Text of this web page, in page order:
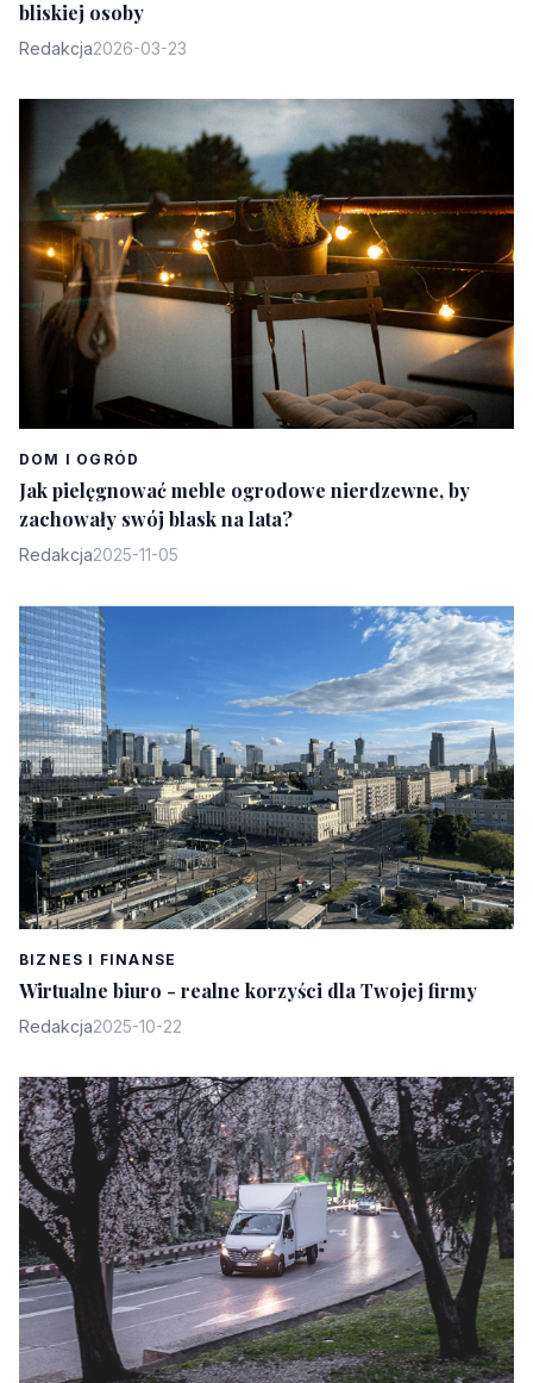
bliskiej osoby
Redakcja2026-03-23
DOM I OGRÓD
Jak pielęgnować meble ogrodowe nierdzewne, by
zachowały swój blask na lata?
Redakcja2025-11-05
BIZNES I FINANSE
Wirtualne biuro - realne korzyści dla Twojej firmy
Redakcja2025-10-22